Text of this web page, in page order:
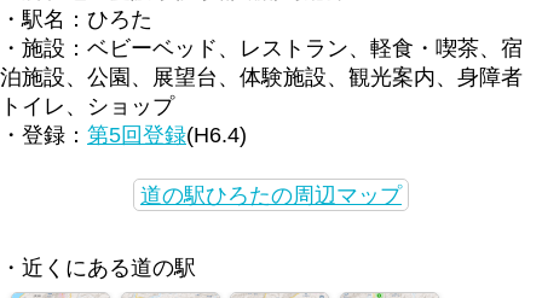
・駅名：ひろた
・施設：ベビーベッド、レストラン、軽食・喫茶、宿
泊施設、公園、展望台、体験施設、観光案内、身障者
トイレ、ショップ
・登録： 第5回登録(H6.4)
道の駅ひろたの周辺マップ
・近くにある道の駅